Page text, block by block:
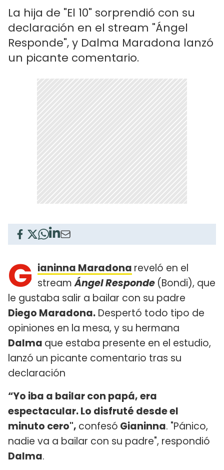
La hija de "El 10" sorprendió con su
declaración en el stream "Ángel
Responde", y Dalma Maradona lanzó
un picante comentario.
G ianinna Maradona reveló en el
streamÁngel Responde (Bondi), que
le gustaba salir a bailar con su padre
Diego Maradona. Despertó todo tipo de
opiniones en la mesa, y su hermana
Dalma que estaba presente en el estudio,
lanzó un picante comentario tras su
declaración
“Yo iba a bailar con papá, era
espectacular. Lo disfruté desde el
minuto cero", confesó Gianinna. "Pánico,
nadie va a bailar con su padre", respondió
Dalma.